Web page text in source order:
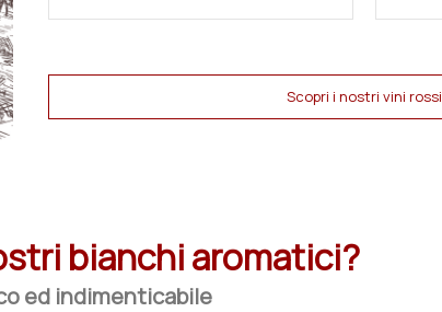
Scopri i nostri vini rossi
bianchi aromatici?
ed indimenticabile